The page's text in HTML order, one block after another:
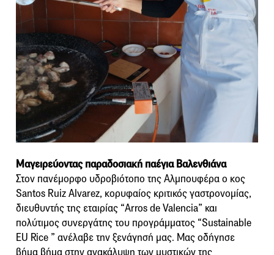
Μαγειρεύοντας παραδοσιακή παέγια Βαλενθιάνα
Στον πανέμορφο υδροβιότοπο της Αλμπουφέρα ο κος
Santos Ruiz Alvarez, κορυφαίος κριτικός γαστρονομίας,
διευθυντής της εταιρίας “Αrros de Valencia” και
πολύτιμος συνεργάτης του προγράμματος “Sustainable
EU Rice ” ανέλαβε την ξενάγησή μας. Μας οδήγησε
βήμα βήμα στην ανακάλυψη των μυστικών της